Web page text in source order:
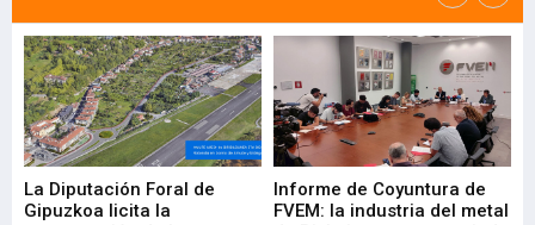
La Diputación Foral de
Gipuzkoa licita la
Informe de Coyuntura de
FVEM: la industria del metal